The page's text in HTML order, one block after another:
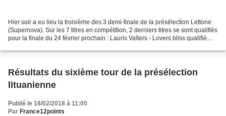
Hier soir a eu lieu la troisième des 3 demi-finale de la présélection Lettone
(Supernova). Sur les 7 titres en compétition, 2 derniers titres se sont qualifiés
pour la finale du 24 février prochain : Lauris Valters - Lovers bliss qualifié
Résultats du sixième tour de la présélection
lituanienne
Publié le 18/02/2018 à 11:00
Par France12points